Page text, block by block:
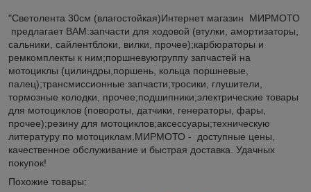
"Светолента 30см (влагостойкая)Интернет магазин МИРМОТО
предлагает ВАМ:запчасти для ходовой (втулки, амортизаторы,
сальники, сайлентблоки, вилки, прочее);карбюраторы и
ремкомплекты к ним;поршневуюгруппу запчастей на
мотоциклы (цилиндры,поршень, кольца поршневые,
палец);трансмиссионные запчасти;тросики, глушители,
тормозные колодки, прочее;подшипники;электрические товары
для мотоциклов (повороты, датчики, генераторы, фары,
прочее);резину для мотоциклов;аксессуары;техническую
литературу по мотоциклам.МИРМОТО - доступные цены,
качественное обслуживание и быстрая доставка. Удачных
покупок!
Похожие товары: